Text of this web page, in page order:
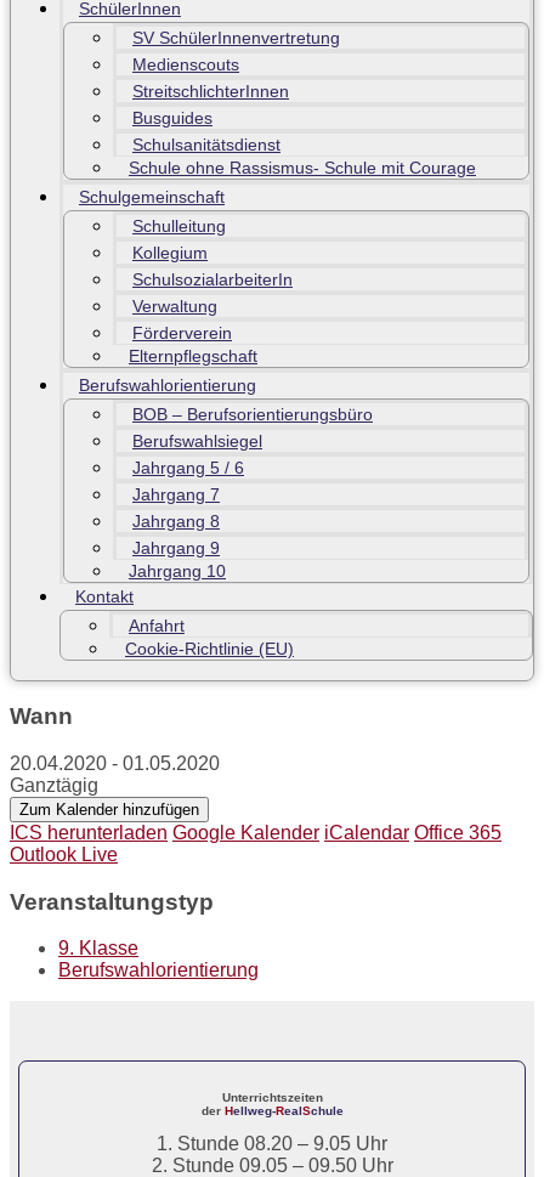
SchülerInnen
SV SchülerInnenvertretung
Medienscouts
StreitschlichterInnen
Busguides
Schulsanitätsdienst
Schule ohne Rassismus- Schule mit Courage
Schulgemeinschaft
Schulleitung
Kollegium
SchulsozialarbeiterIn
Verwaltung
Förderverein
Elternpflegschaft
Berufswahlorientierung
BOB – Berufsorientierungsbüro
Berufswahlsiegel
Jahrgang 5 / 6
Jahrgang 7
Jahrgang 8
Jahrgang 9
Jahrgang 10
Kontakt
Anfahrt
Cookie-Richtlinie (EU)
Wann
20.04.2020 - 01.05.2020
Ganztägig
Zum Kalender hinzufügen
ICS herunterladen Google Kalender iCalendar Office 365
Outlook Live
Veranstaltungstyp
9. Klasse
Berufswahlorientierung
Unterrichtszeiten
der Hellweg-RealSchule
1. Stunde 08.20 – 9.05 Uhr
2. Stunde 09.05 – 09.50 Uhr